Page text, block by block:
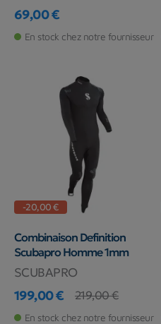
Prix
69,00 €
En stock chez notre fournisseur
-20,00 €
Combinaison Definition
Scubapro Homme 1mm
SCUBAPRO
Prix
199,00 €
Prix de base
219,00 €
En stock chez notre fournisseur